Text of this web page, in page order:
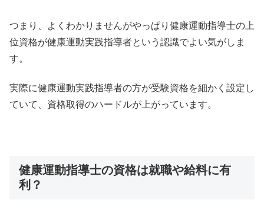
つまり、よくわかりませんがやっぱり健康運動指導士の上
位資格が健康運動実践指導者という認識でよい気がしま
す。
実際に健康運動実践指導者の方が受験資格を細かく設定し
ていて、資格取得のハードルが上がっています。
健康運動指導士の資格は就職や給料に有
利？